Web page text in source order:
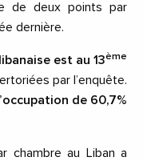
de deux points par
dernière.
est au 13ème
par l’enquête.
de 60,7%
chambre au Liban a